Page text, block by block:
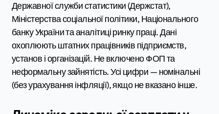
Державної служби статистики (Держстат),
Міністерства соціальної політики, Національного
банку України та аналітиці ринку праці. Дані
охоплюють штатних працівників підприємств,
установ і організацій. Не включено ФОП та
неформальну зайнятість. Усі цифри — номінальні
(без урахування інфляції), якщо не вказано інше.